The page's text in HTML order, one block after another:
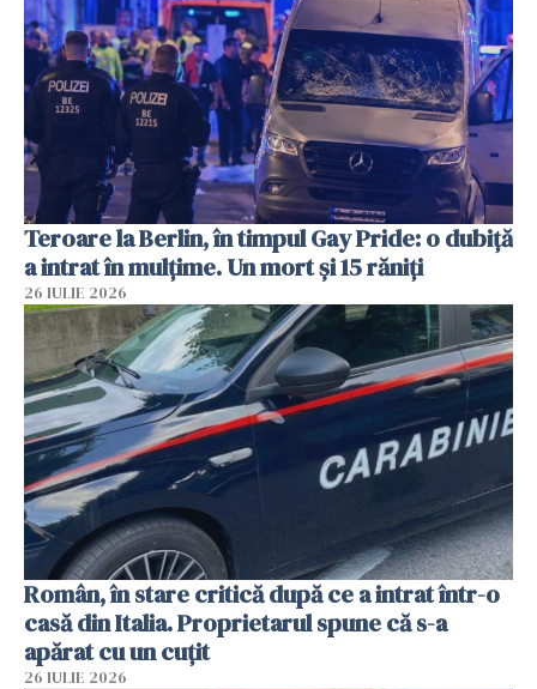
Teroare la Berlin, în timpul Gay Pride: o dubiță
a intrat în mulțime. Un mort și 15 răniți
26 IULIE 2026
Român, în stare critică după ce a intrat într-o
casă din Italia. Proprietarul spune că s-a
apărat cu un cuțit
26 IULIE 2026